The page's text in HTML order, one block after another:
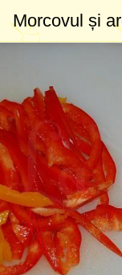
Morcovul și